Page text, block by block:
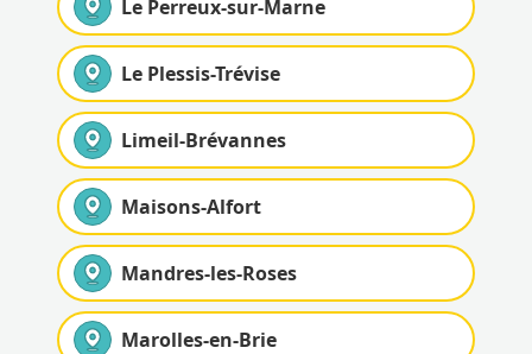
Le Perreux-sur-Marne
Le Plessis-Trévise
Limeil-Brévannes
Maisons-Alfort
Mandres-les-Roses
Marolles-en-Brie